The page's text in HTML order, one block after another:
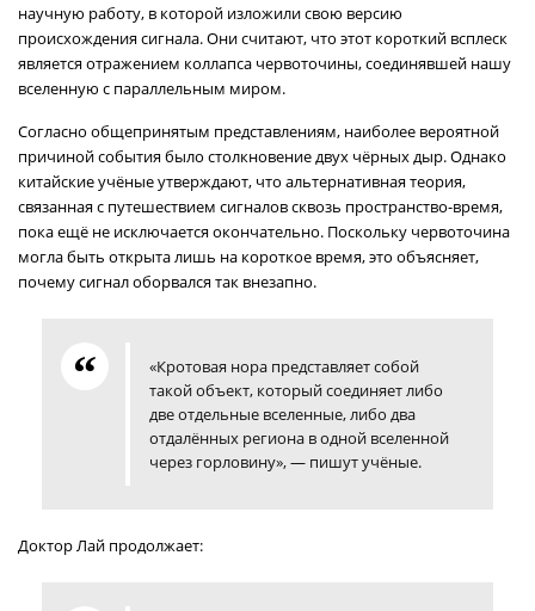
научную работу, в которой изложили свою версию
происхождения сигнала. Они считают, что этот короткий всплеск
является отражением коллапса червоточины, соединявшей нашу
вселенную с параллельным миром.
Согласно общепринятым представлениям, наиболее вероятной
причиной события было столкновение двух чёрных дыр. Однако
китайские учёные утверждают, что альтернативная теория,
связанная с путешествием сигналов сквозь пространство-время,
пока ещё не исключается окончательно. Поскольку червоточина
могла быть открыта лишь на короткое время, это объясняет,
почему сигнал оборвался так внезапно.
«Кротовая нора представляет собой
такой объект, который соединяет либо
две отдельные вселенные, либо два
отдалённых региона в одной вселенной
через горловину», — пишут учёные.
Доктор Лай продолжает: